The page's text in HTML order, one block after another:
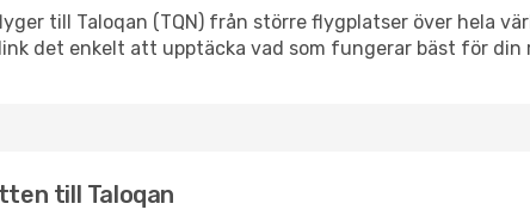
till Taloqan (TQN) från större flygplatser över hela
det enkelt att upptäcka vad som fungerar bäst för din
till Taloqan